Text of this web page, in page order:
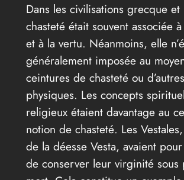
Dans les civilisations grecque et
chasteté était souvent associée
et à la vertu. Néanmoins, elle
généralement imposée au
ceintures de chasteté ou
physiques. Les concepts
religieux étaient davantage au
notion de chasteté. Les
de la déesse Vesta, avaient
de conserver leur virginité sous